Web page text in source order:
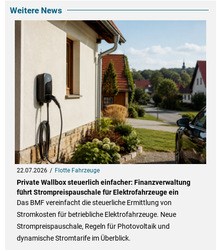
Weitere News
22.07.2026 Flotte Fahrzeuge
Private Wallbox steuerlich einfacher: Finanzverwaltung
führt Strompreispauschale für Elektrofahrzeuge ein
Das BMF vereinfacht die steuerliche Ermittlung von
Stromkosten für betriebliche Elektrofahrzeuge. Neue
Strompreispauschale, Regeln für Photovoltaik und
dynamische Stromtarife im Überblick.